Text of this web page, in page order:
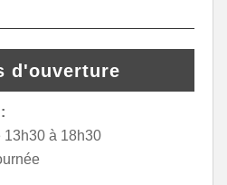
d'ouverture
13h30 à 18h30